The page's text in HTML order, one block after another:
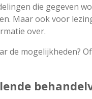
die gegeven
Maar ook voor
over.
de mogelijkheden?